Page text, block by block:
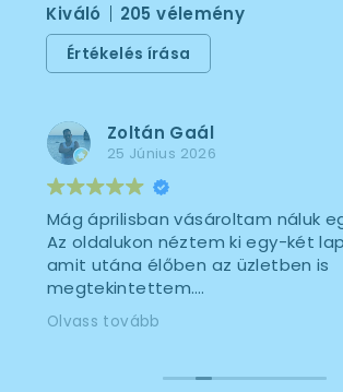
Kiváló
205 vélemény
Értékelés írása
Zoltán Gaál
25 Június 2026
Mág áprilisban vásároltam náluk
Az oldalukon néztem ki egy-két
amit utána élőben az üzletben is
megtekintettem.
Mindegyiket odaadták, a szó
értelmében körbe lehetett
A döntésben segítettek is,
Olvass tovább